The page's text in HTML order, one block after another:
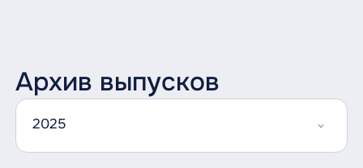
Архив выпусков
2025